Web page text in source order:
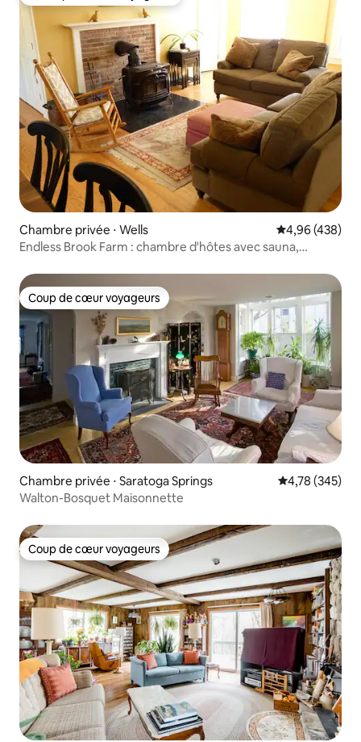
Chambre privée ⋅ Wells Évaluation
4,96 (438)
Endless Brook Farm : chambre d'hôtes avec sauna,
Coup de cœur voyageurs
Coup de cœur voyageurs
Chambre privée ⋅ Saratoga Springs Évaluation
4,78 (345)
Walton-Bosquet Maisonnette
Coup de cœur voyageurs
Coup de cœur voyageurs